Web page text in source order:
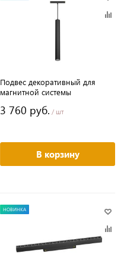
Подвес декоративный для
магнитной системы
3 760 руб. / шт
В корзину
НОВИНКА